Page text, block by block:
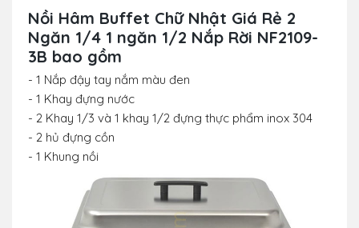
Nồi Hâm Buffet Chữ Nhật Giá Rẻ 2
Ngăn 1/4 1 ngăn 1/2 Nắp Rời NF2109-
3B bao gồm
- 1 Nắp đậy tay nắm màu đen
- 1 Khay đựng nước
- 2 Khay 1/3 và 1 khay 1/2 đựng thực phẩm inox 304
- 2 hủ đựng cồn
- 1 Khung nồi